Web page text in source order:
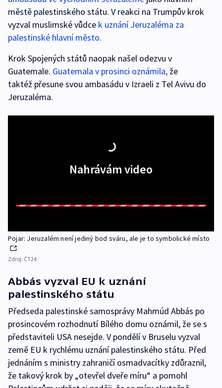
městě palestinského státu. V reakci na Trumpův krok
vyzval muslimské vůdce k uznání Jeruzaléma za
palestinské hlavní město.
Krok Spojených států naopak našel odezvu v
Guatemale. Guatemala v prosinci oznámila, že
taktéž přesune svou ambasádu v Izraeli z Tel Avivu do
Jeruzaléma.
Nahrávám video
Pojar: Jeruzalém není jediný bod sváru, ale je to symbolické místo
Zdroj: ČT24
Abbás vyzval EU k uznání
palestinského státu
Předseda palestinské samosprávy Mahmúd Abbás po
prosincovém rozhodnutí Bílého domu oznámil, že se s
představiteli USA nesejde. V pondělí v Bruselu vyzval
země EU k rychlému uznání palestinského státu. Před
jednáním s ministry zahraničí osmadvacítky zdůraznil,
že takový krok by „otevřel dveře míru“ a pomohl